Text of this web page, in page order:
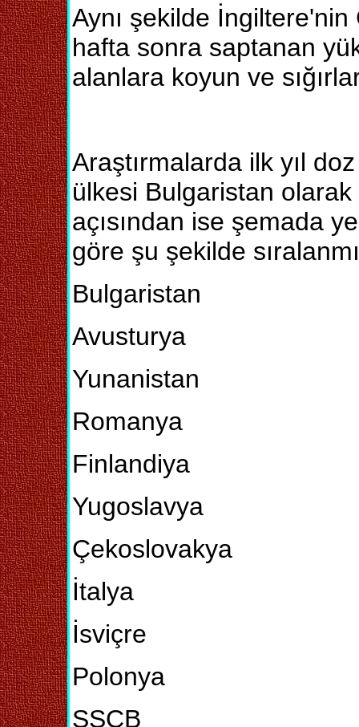
Aynı şekilde
hafta sonra saptanan
alanlara koyun ve
Araştırmalarda ilk yıl
ülkesi Bulgaristan
açısından ise şemada
göre şu şekilde
Bulgaristan
Avusturya
Yunanistan
Romanya
Finlandiya
Yugoslavya
Çekoslovakya
İtalya
İsviçre
Polonya
SSCB